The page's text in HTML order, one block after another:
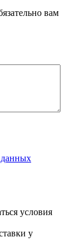
вам
данных
условия
у